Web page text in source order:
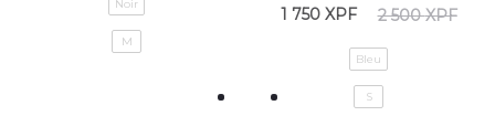
Noir
M
2 500XPF
1 750 XPF
Bleu
S